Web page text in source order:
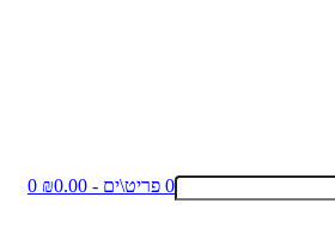
0 פריט\ים - ₪0.00 0